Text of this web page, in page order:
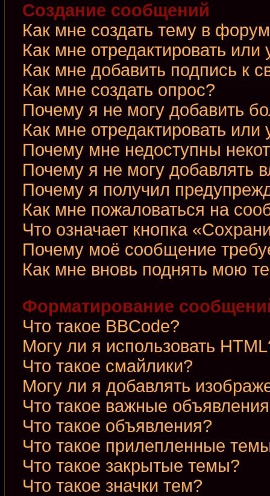
Создание сообщений
Как мне создать тему в
Как мне отредактировать
Как мне добавить подпись к
Как мне создать опрос?
Почему я не могу добавить
Как мне отредактировать или
Почему мне недоступны
Почему я не могу добавлять
Почему я получил
Как мне пожаловаться на
Что означает кнопка
Почему моё сообщение
Как мне вновь поднять мою
Форматирование
Что такое BBCode?
Могу ли я использовать
Что такое смайлики?
Могу ли я добавлять
Что такое важные
Что такое объявления?
Что такое прилепленные
Что такое закрытые темы?
Что такое значки тем?